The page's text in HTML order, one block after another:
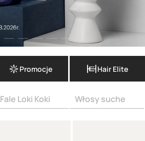
Promocje Hair Elite
Fale Loki Koki Włosy suche